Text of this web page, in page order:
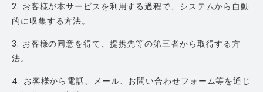
2. お客様が本サービスを利用する過程で、システムから自動
的に収集する方法。
3. お客様の同意を得て、提携先等の第三者から取得する方
法。
4. お客様から電話、メール、お問い合わせフォーム等を通じ